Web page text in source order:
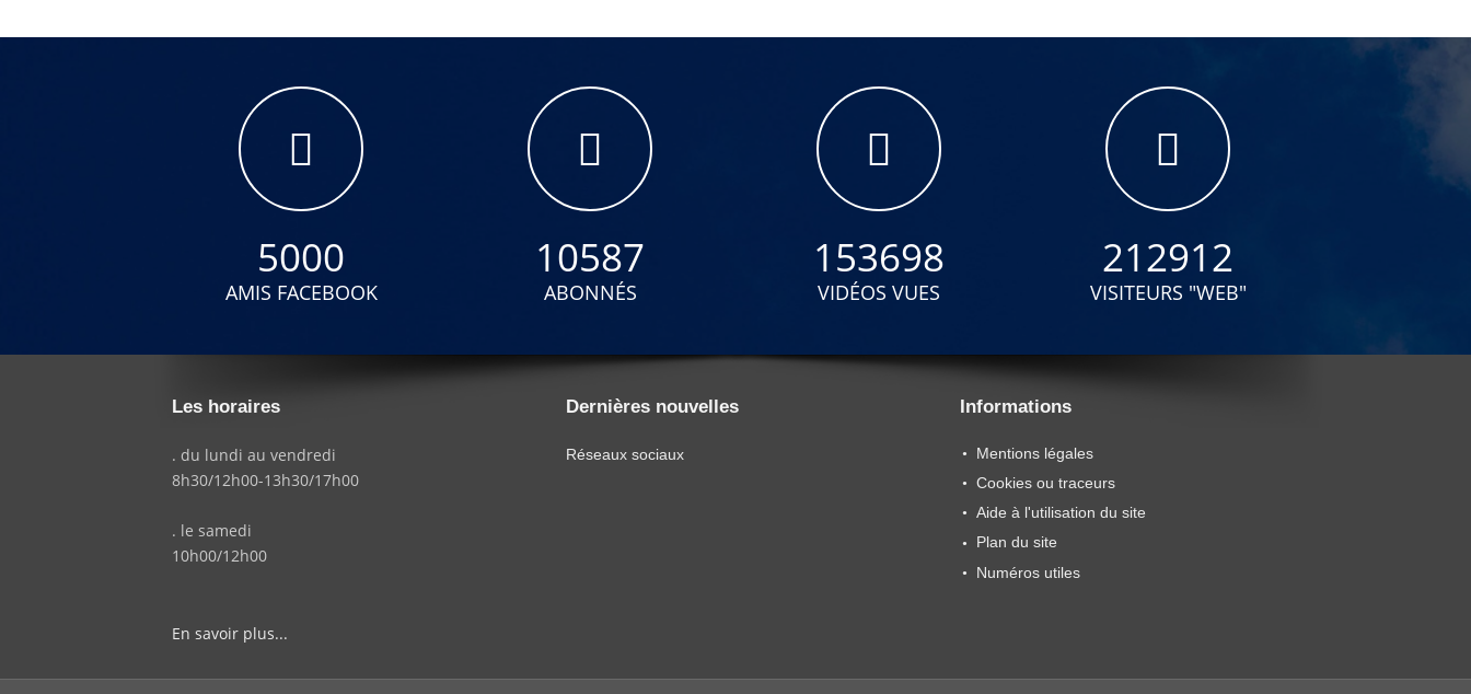
5000
AMIS FACEBOOK
10587
ABONNÉS
153698
VIDÉOS VUES
212912
VISITEURS "WEB"
Les horaires
. du lundi au vendredi
8h30/12h00-13h30/17h00
. le samedi
10h00/12h00
En savoir plus...
Dernières nouvelles
Réseaux sociaux
Informations
Mentions légales
Cookies ou traceurs
Aide à l'utilisation du site
Plan du site
Numéros utiles